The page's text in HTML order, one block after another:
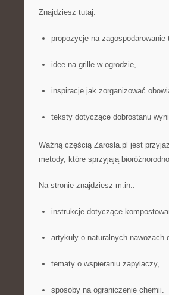
Znajdziesz tutaj:
propozycje na zagospodarowanie
idee na grille w ogrodzie,
inspiracje jak zorganizować
teksty dotyczące dobrostanu
Ważną częścią Zarosla.pl jest
metody, które sprzyjają
Na stronie znajdziesz m.in.:
instrukcje dotyczące
artykuły o naturalnych nawozach
tematy o wspieraniu zapylaczy,
sposoby na ograniczenie chemii.